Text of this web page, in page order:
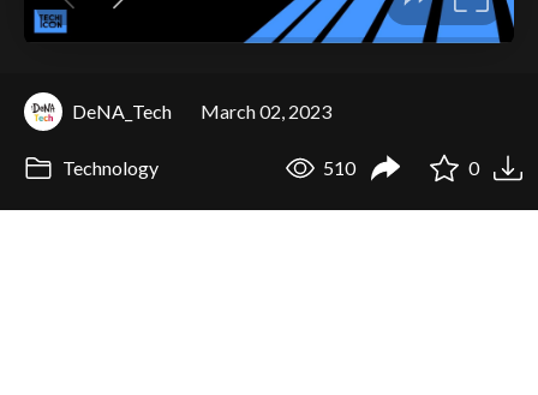
DeNA_Tech March 02, 2023
Technology 510 0